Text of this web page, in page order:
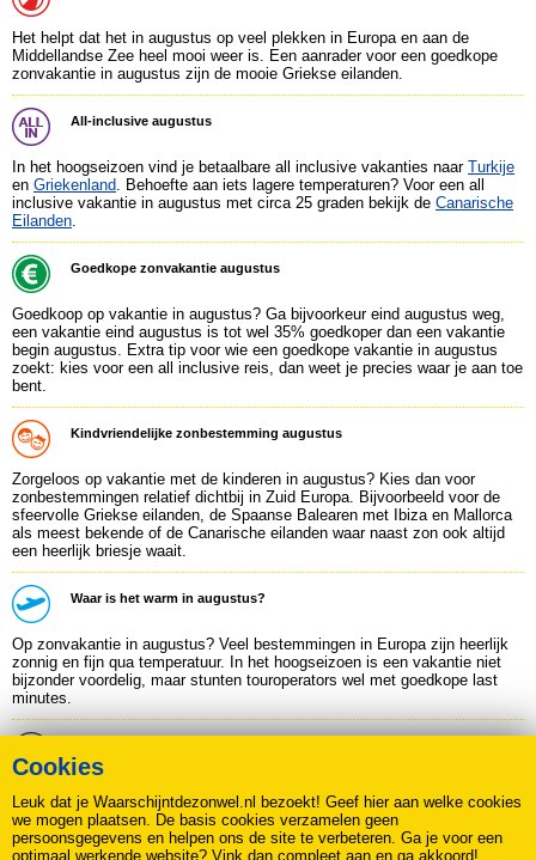
Het helpt dat het in augustus op veel plekken in Europa en aan de
Middellandse Zee heel mooi weer is. Een aanrader voor een goedkope
zonvakantie in augustus zijn de mooie Griekse eilanden.
All-inclusive augustus
In het hoogseizoen vind je betaalbare all inclusive vakanties naar Turkije
en Griekenland. Behoefte aan iets lagere temperaturen? Voor een all
inclusive vakantie in augustus met circa 25 graden bekijk de Canarische
Eilanden.
Goedkope zonvakantie augustus
Goedkoop op vakantie in augustus? Ga bijvoorkeur eind augustus weg,
een vakantie eind augustus is tot wel 35% goedkoper dan een vakantie
begin augustus. Extra tip voor wie een goedkope vakantie in augustus
zoekt: kies voor een all inclusive reis, dan weet je precies waar je aan toe
bent.
Kindvriendelijke zonbestemming augustus
Zorgeloos op vakantie met de kinderen in augustus? Kies dan voor
zonbestemmingen relatief dichtbij in Zuid Europa. Bijvoorbeeld voor de
sfeervolle Griekse eilanden, de Spaanse Balearen met Ibiza en Mallorca
als meest bekende of de Canarische eilanden waar naast zon ook altijd
een heerlijk briesje waait.
Waar is het warm in augustus?
Op zonvakantie in augustus? Veel bestemmingen in Europa zijn heerlijk
zonnig en fijn qua temperatuur. In het hoogseizoen is een vakantie niet
bijzonder voordelig, maar stunten touroperators wel met goedkope last
minutes.
Volop keuze in Europa!
In augustus is het warm in heel Europa. Voor goed weer hoef je niet
verder dan het vertrouwde Frankrijk, Italie of Spanje .
Cookies
Leuk dat je Waarschijntdezonwel.nl bezoekt! Geef hier aan welke cookies
we mogen plaatsen. De basis cookies verzamelen geen
persoonsgegevens en helpen ons de site te verbeteren. Ga je voor een
optimaal werkende website? Vink dan compleet aan en ga akkoord!